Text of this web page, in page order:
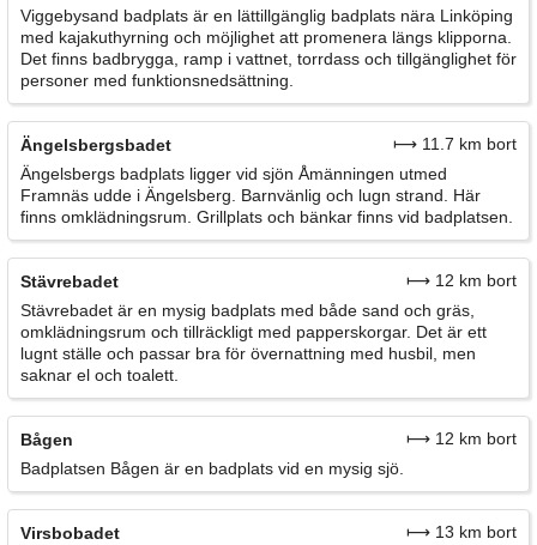
Viggebysand badplats är en lättillgänglig badplats nära Linköping
med kajakuthyrning och möjlighet att promenera längs klipporna.
Det finns badbrygga, ramp i vattnet, torrdass och tillgänglighet för
personer med funktionsnedsättning.
Ängelsbergsbadet
⟼ 11.7 km bort
Ängelsbergs badplats ligger vid sjön Åmänningen utmed
Framnäs udde i Ängelsberg. Barnvänlig och lugn strand. Här
finns omklädningsrum. Grillplats och bänkar finns vid badplatsen.
Stävrebadet
⟼ 12 km bort
Stävrebadet är en mysig badplats med både sand och gräs,
omklädningsrum och tillräckligt med papperskorgar. Det är ett
lugnt ställe och passar bra för övernattning med husbil, men
saknar el och toalett.
Bågen
⟼ 12 km bort
Badplatsen Bågen är en badplats vid en mysig sjö.
Virsbobadet
⟼ 13 km bort